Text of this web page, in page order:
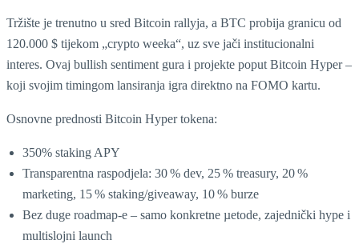
Tržište je trenutno u sred Bitcoin rallyja, a BTC probija granicu od
120.000 $ tijekom „crypto weeka“, uz sve jači institucionalni
interes. Ovaj bullish sentiment gura i projekte poput Bitcoin Hyper –
koji svojim timingom lansiranja igra direktno na FOMO kartu.
Osnovne prednosti Bitcoin Hyper tokena:
350% staking APY
Transparentna raspodjela: 30 % dev, 25 % treasury, 20 %
marketing, 15 % staking/giveaway, 10 % burze
Bez duge roadmap-e – samo konkretne µetode, zajednički hype i
multislojni launch